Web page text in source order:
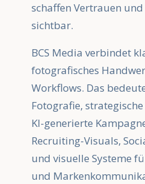
schaffen Vertrauen
sichtbar.
BCS Media verbindet
fotografisches
Workflows. Das
Fotografie,
KI-generierte
Recruiting-Visuals,
und visuelle Systeme
und